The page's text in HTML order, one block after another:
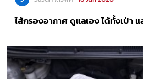
ไส้กรองอากาศ ดูแลเอง ได้ทั้งเป่า